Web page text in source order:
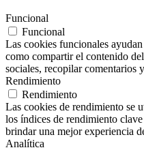
Funcional
Funcional
Las cookies funcionales
como compartir el contenido
sociales, recopilar comentarios
Rendimiento
Rendimiento
Las cookies de rendimiento se
los índices de rendimiento
brindar una mejor experiencia
Analítica